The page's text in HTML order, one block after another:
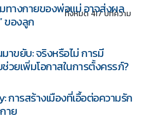
ทั้งหมด 417 บทความ
ทางกายของพ่อแม่ อาจส่งผล
ของลูก
าขยับ: จริงหรือไม่ การมี
วยเพิ่มโอกาสในการตั้งครรภ์?
การสร้างเมืองที่เอื้อต่อความรัก
าย